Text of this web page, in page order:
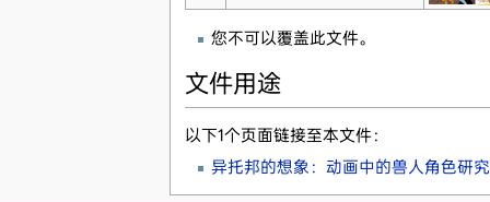
您不可以覆盖此文件。
文件用途
以下1个页面链接至本文件：
异托邦的想象：动画中的兽人角色研